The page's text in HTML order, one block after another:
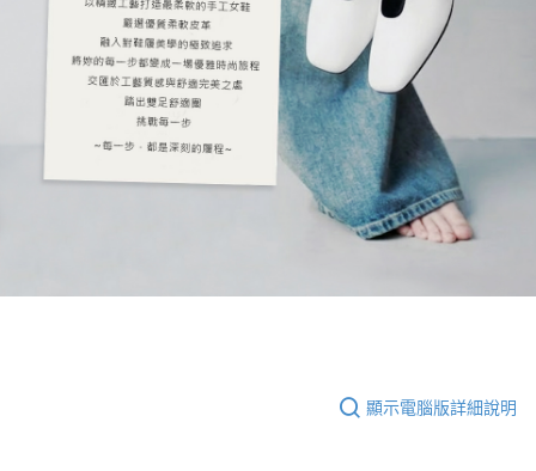
顯示電腦版詳細說明